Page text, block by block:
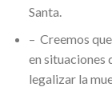
Santa.
– Creemos
en situaciones
legalizar la